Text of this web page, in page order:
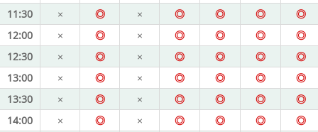
11:30
× ◎ × ◎ ◎ ◎
◎
12:00
× ◎ × ◎ ◎ ◎
◎
12:30
× ◎ × ◎ ◎ ◎
◎
13:00
× ◎ × ◎ ◎ ◎
◎
13:30
× ◎ × ◎ ◎ ◎
◎
14:00
× ◎ × ◎ ◎ ◎
◎